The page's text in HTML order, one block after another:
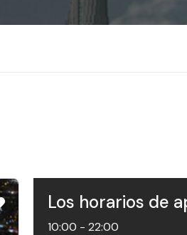
Los horarios de
10:00 - 22:00